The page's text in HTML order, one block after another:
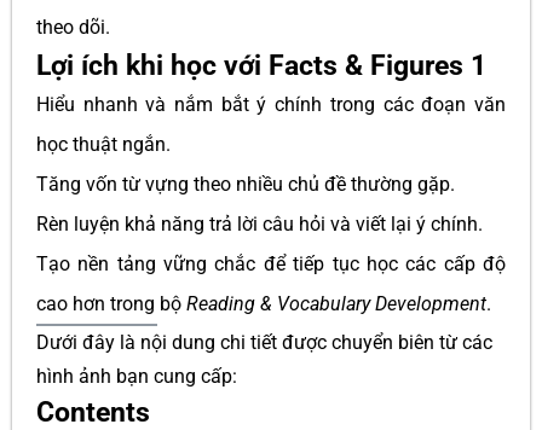
theo dõi.
Lợi ích khi học với Facts & Figures 1
Hiểu nhanh và nắm bắt ý chính trong các đoạn văn
học thuật ngắn.
Tăng vốn từ vựng theo nhiều chủ đề thường gặp.
Rèn luyện khả năng trả lời câu hỏi và viết lại ý chính.
Tạo nền tảng vững chắc để tiếp tục học các cấp độ
cao hơn trong bộ Reading & Vocabulary Development.
Dưới đây là nội dung chi tiết được chuyển biên từ các
hình ảnh bạn cung cấp:
Contents